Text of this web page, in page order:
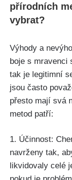
přírodních
vybrat?
Výhody a
boje s mravenci
tak je legitimní
jsou často
přesto ⁣mají svá
metod patří:
1. ‍Účinnost:
navrženy tak,
likvidovaly celé